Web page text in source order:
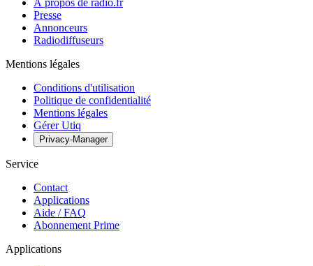
À propos de radio.fr
Presse
Annonceurs
Radiodiffuseurs
Mentions légales
Conditions d'utilisation
Politique de confidentialité
Mentions légales
Gérer Utiq
Privacy-Manager
Service
Contact
Applications
Aide / FAQ
Abonnement Prime
Applications